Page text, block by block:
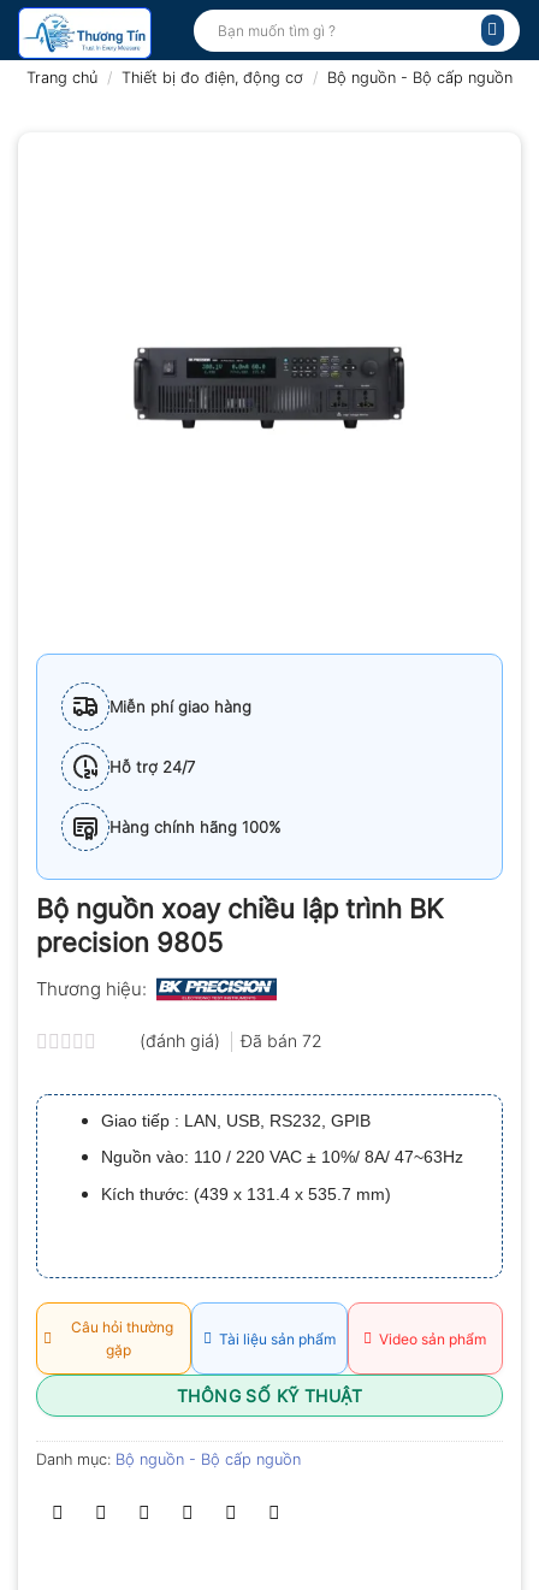
Bỏ
qua
Tìm
kiếm:
Trang chủ / Thiết bị đo điện, động cơ / Bộ nguồn - Bộ cấp nguồn
Miễn phí giao hàng
Hỗ trợ 24/7
Hàng chính hãng 100%
Bộ nguồn xoay chiều lập trình BK
precision 9805
Thương hiệu:
xếp
hạng
0.0
5
sao
(đánh giá) Đã bán 72
Giao tiếp : LAN, USB, RS232, GPIB
Nguồn vào: 110 / 220 VAC ± 10%/ 8A/ 47~63Hz
Kích thước: (439 x 131.4 x 535.7 mm)
Câu hỏi thường
gặp
Tài liệu sản phẩm Video sản phẩm
THÔNG SỐ KỸ THUẬT
Danh mục: Bộ nguồn - Bộ cấp nguồn